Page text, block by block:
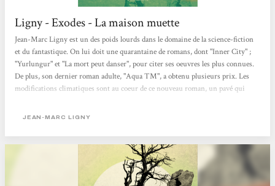
Ligny - Exodes - La maison muette
Jean-Marc Ligny est un des poids lourds dans le domaine de la science-fiction
et du fantastique. On lui doit une quarantaine de romans, dont "Inner City" ;
"Yurlungur" et "La mort peut danser", pour citer ses oeuvres les plus connues.
De plus, son dernier roman adulte, "Aqua TM", a obtenu plusieurs prix. Les
modifications climatiques sont au coeur de ce nouveau roman, un pavé qui
: les riches, réfugiés dans les enclaves (ces immenses dômes de plusieurs km)
JEAN-MARC LIGNY